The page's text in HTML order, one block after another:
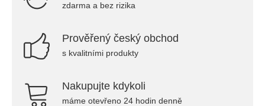
zdarma a bez rizika
Prověřený český obchod
s kvalitními produkty
Nakupujte kdykoli
máme otevřeno 24 hodin denně